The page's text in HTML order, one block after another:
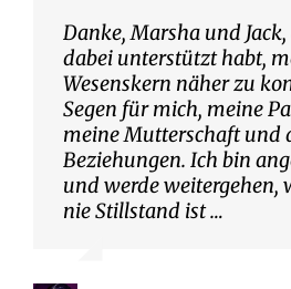
Danke, Marsha und
dabei unterstützt habt,
Wesenskern näher zu
Segen für mich, meine
meine Mutterschaft und
Beziehungen. Ich bin
und werde weitergehen,
nie Stillstand ist …